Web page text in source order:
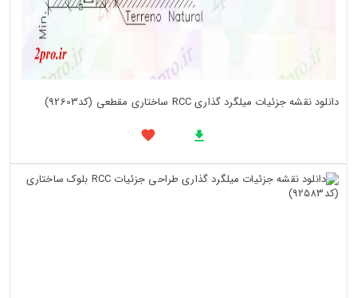
دانلود نقشه جزئیات میلگرد گذاری RCC ساختاری مقطعی (کد92603)